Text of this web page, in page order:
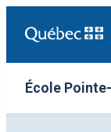
École